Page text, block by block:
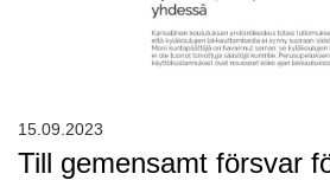
Till gemensamt försvar
15.09.2023